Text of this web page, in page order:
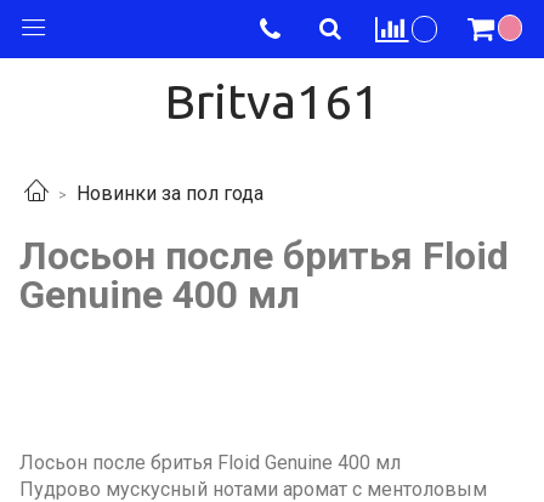
Britva161
Новинки за пол года
Лосьон после бритья Floid
Genuine 400 мл
Лосьон после бритья Floid Genuine 400 мл
Пудрово мускусный нотами аромат с ментоловым